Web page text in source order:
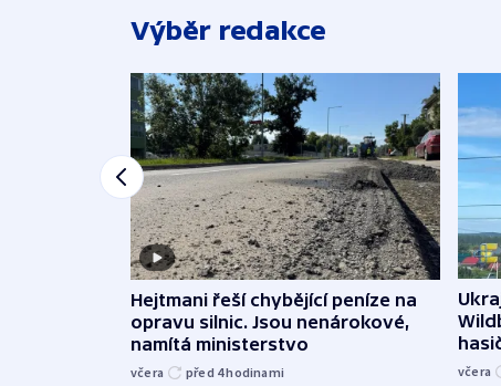
Výběr redakce
Hejtmani řeší chybějící peníze na
opravu silnic. Jsou nenárokové,
namítá ministerstvo
včera před 4hodinami včera